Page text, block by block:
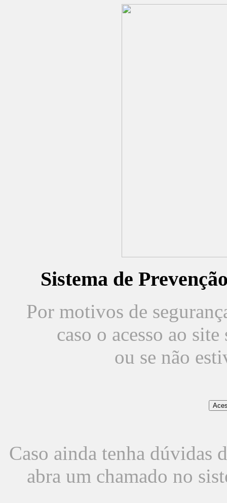
Sistema de
Por motivos de
caso o acesso ao
ou se não
Caso ainda tenha dúvidas
abra um chamado no